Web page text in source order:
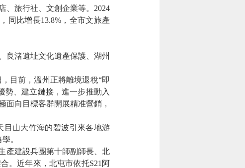
、旅行社、文創企業等。2024
同比增長13.8%，全市文旅產
良渚遺址文化遺產保護、湖州
目前，溫州正將離境退稅“即
勢、建立鏈接，進一步推動入
面向目標客群開展精准營銷，
目山大竹海的碧波引來各地游
。
產建設兵團第十師副師長、北
。近年來，北屯市依托S21阿